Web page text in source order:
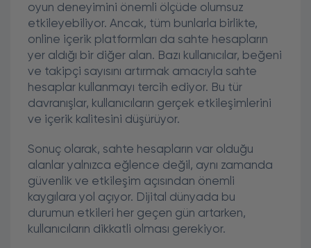
oyun deneyimini önemli ölçüde olumsuz
etkileyebiliyor. Ancak, tüm bunlarla birlikte,
online içerik platformları da sahte hesapların
yer aldığı bir diğer alan. Bazı kullanıcılar, beğeni
ve takipçi sayısını artırmak amacıyla sahte
hesaplar kullanmayı tercih ediyor. Bu tür
davranışlar, kullanıcıların gerçek etkileşimlerini
ve içerik kalitesini düşürüyor.
Sonuç olarak, sahte hesapların var olduğu
alanlar yalnızca eğlence değil, aynı zamanda
güvenlik ve etkileşim açısından önemli
kaygılara yol açıyor. Dijital dünyada bu
durumun etkileri her geçen gün artarken,
kullanıcıların dikkatli olması gerekiyor.